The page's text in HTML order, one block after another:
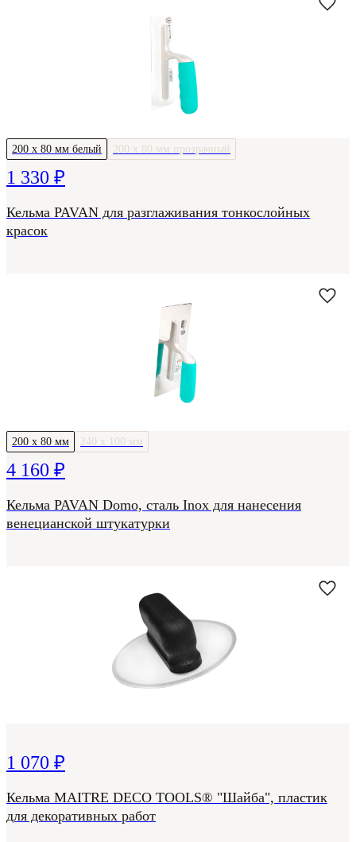
200 х 80 мм белый 200 х 80 мм прозрачный
1 330 ₽
Кельма PAVAN для разглаживания тонкослойных
красок
200 х 80 мм 240 х 100 мм
4 160 ₽
Кельма PAVAN Domo, сталь Inox для нанесения
венецианской штукатурки
1 070 ₽
Кельма MAITRE DECO TOOLS® "Шайба", пластик
для декоративных работ